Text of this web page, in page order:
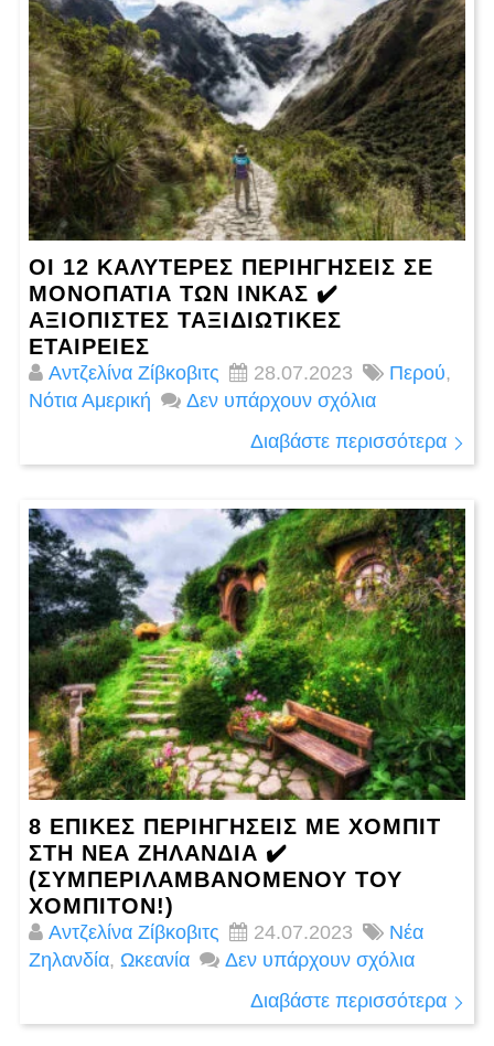
ΟΙ 12 ΚΑΛΎΤΕΡΕΣ ΠΕΡΙΗΓΉΣΕΙΣ ΣΕ
ΜΟΝΟΠΆΤΙΑ ΤΩΝ ΊΝΚΑΣ ✔️
ΑΞΙΌΠΙΣΤΕΣ ΤΑΞΙΔΙΩΤΙΚΈΣ
ΕΤΑΙΡΕΊΕΣ
Αντζελίνα Ζίβκοβιτς 28.07.2023 Περού,
Νότια Αμερική
Δεν υπάρχουν σχόλια
Διαβάστε περισσότερα
8 ΕΠΙΚΕΣ ΠΕΡΙΗΓΉΣΕΙΣ ΜΕ ΧΌΜΠΙΤ
ΣΤΗ ΝΈΑ ΖΗΛΑΝΔΊΑ ✔️
(ΣΥΜΠΕΡΙΛΑΜΒΑΝΟΜΈΝΟΥ ΤΟΥ
ΧΌΜΠΙΤΟΝ!)
Αντζελίνα Ζίβκοβιτς 24.07.2023
Νέα
Ζηλανδία, Ωκεανία
Δεν υπάρχουν σχόλια
Διαβάστε περισσότερα